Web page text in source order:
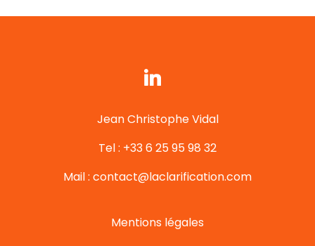
Jean Christophe Vidal
Tel : +33 6 25 95 98 32
Mail : contact@laclarification.com
Mentions légales